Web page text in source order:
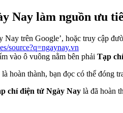
Nay làm nguồn ưu
Nay trên Google’, hoặc truy cập
source?q=ngaynay.vn
vào ô vuông nằm bên phải Tạp
hoàn thành, bạn đọc có thể đóng
chí điện tử Ngày Nay là đã hoàn